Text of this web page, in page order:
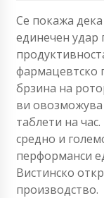
Се покажа
единечен удар
фармацевтско
брзина на
ви овозможува
таблети на
средно и
перформанси
Вистинско
производство.